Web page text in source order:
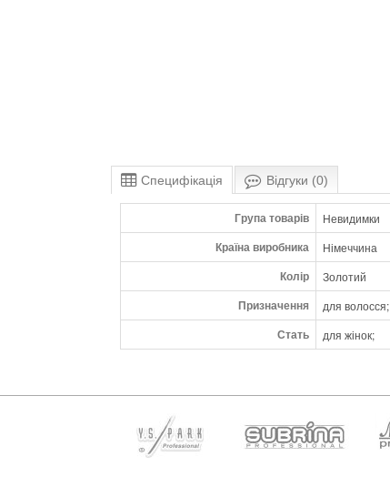
Специфікація Відгуки (0)
Група товарів Невидимки
Країна виробника Німеччина
Колір Золотий
Призначення для волосся;
Стать для жінок;